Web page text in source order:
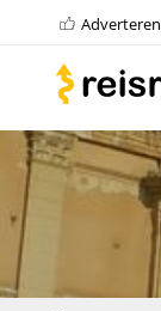
Adverteren